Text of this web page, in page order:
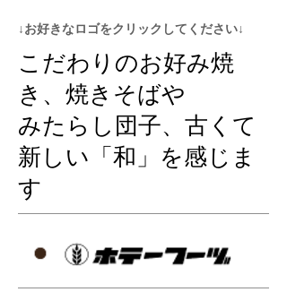
↓お好きなロゴをクリックしてください↓
こだわりのお好み焼
き、焼きそばや
みたらし団子、古くて
新しい「和」を感じま
す